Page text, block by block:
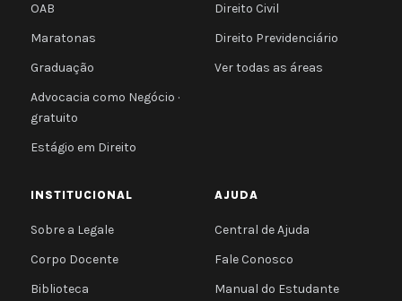
OAB
Maratonas
Graduação
Advocacia como Negócio ·
gratuito
Estágio em Direito
Direito Civil
Direito Previdenciário
Ver todas as áreas
INSTITUCIONAL
Sobre a Legale
Corpo Docente
Biblioteca
AJUDA
Central de Ajuda
Fale Conosco
Manual do Estudante